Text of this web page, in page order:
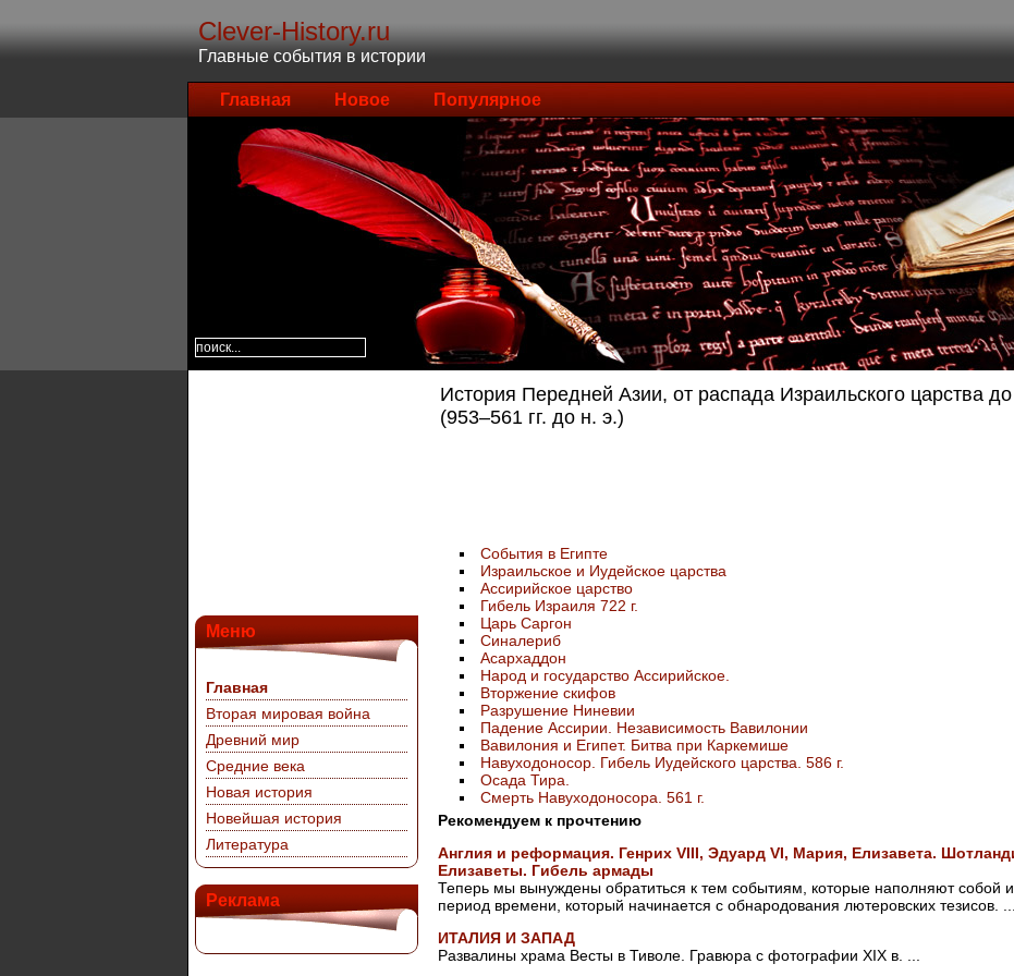
Clever-History.ru
Главные события в истории
Главная Новое Популярное
Меню
Главная
Вторая мировая война
Древний мир
Средние века
Новая история
Новейшая история
Литература
Реклама
История Передней Азии, от распада Израильского царства
(953–561 гг. до н. э.)
События в Египте
Израильское и Иудейское царства
Ассирийское царство
Гибель Израиля 722 г.
Царь Саргон
Синалериб
Асархаддон
Народ и государство Ассирийское.
Вторжение скифов
Разрушение Ниневии
Падение Ассирии. Независимость Вавилонии
Вавилония и Египет. Битва при Каркемише
Навуходоносор. Гибель Иудейского царства. 586 г.
Осада Тира.
Смерть Навуходоносора. 561 г.
Рекомендуем к прочтению
Англия и реформация. Генрих VIII, Эдуард VI, Мария, Елизавета.
Елизаветы. Гибель армады
Теперь мы вынуждены обратиться к тем событиям, которые наполняют собой
период времени, который начинается с обнародования лютеровских тезисов. ...
ИТАЛИЯ И ЗАПАД
Развалины храма Весты в Тиволе. Гравюра с фотографии XIX в. ...